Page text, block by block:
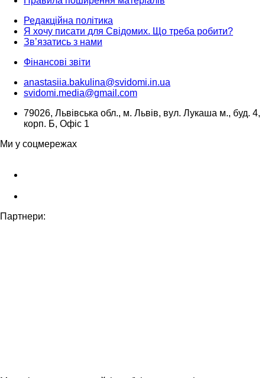
Редакційна політика
Я хочу писати для Свідомих. Що треба робити?
Зв’язатись з нами
Фінансові звіти
anastasiia.bakulina@svidomi.in.ua
svidomi.media@gmail.com
79026, Львівська обл., м. Львів, вул. Лукаша м., буд. 4,
корп. Б, Офіс 1
Ми у соцмережах
Партнери: